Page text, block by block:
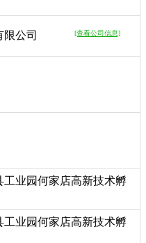
公司 [查看公司信息]
工业园何家店高新技术孵
工业园何家店高新技术孵